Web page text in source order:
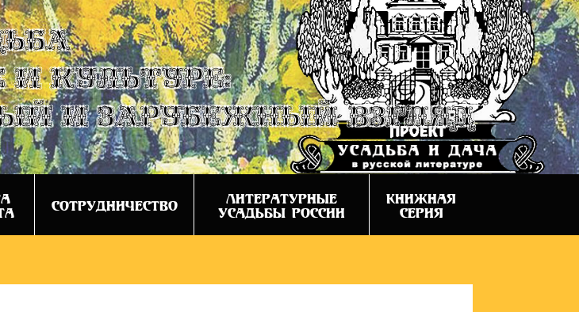
и культуре:
и зарубежный взгляд
СОТРУДНИЧЕСТВО
ЛИТЕРАТУРНЫЕ
УСАДЬБЫ РОССИИ
КНИЖНАЯ
СЕРИЯ